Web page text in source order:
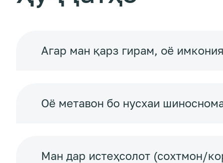
Агар ман қарз гирам, оё
Оё метавон бо нусхаи
Ман дар истеҳсолот (сохтмон/